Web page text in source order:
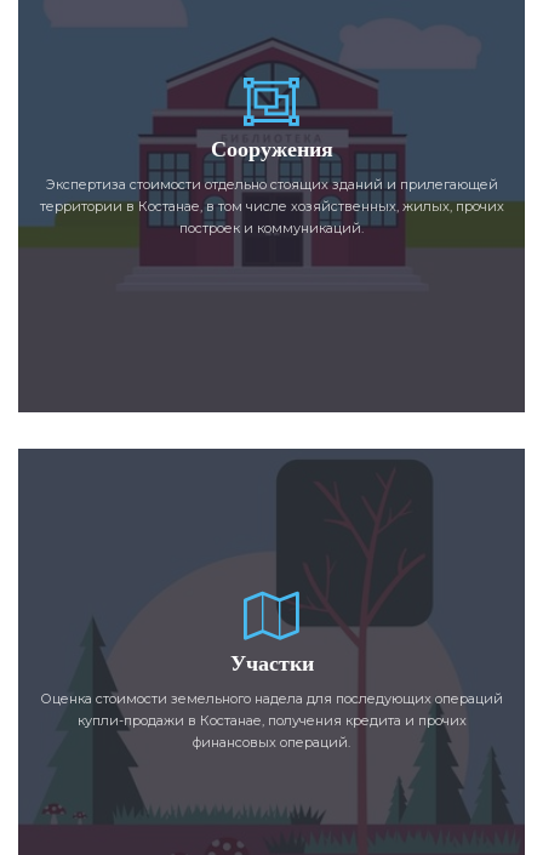
Сооружения
Экспертиза стоимости отдельно стоящих зданий и прилегающей
территории в Костанае, в том числе хозяйственных, жилых, прочих
построек и коммуникаций.
Участки
Оценка стоимости земельного надела для последующих операций
купли-продажи в Костанае, получения кредита и прочих
финансовых операций.